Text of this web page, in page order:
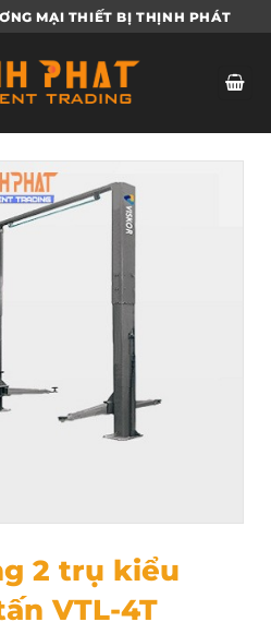
MẠI THIẾT BỊ THỊNH PHÁT
2 trụ kiểu
VTL-4T